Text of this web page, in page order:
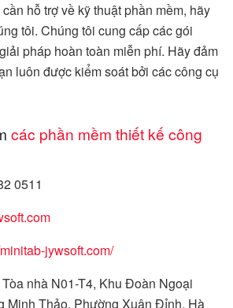
hỗ trợ về kỹ thuật phần mềm, hãy
tôi. Chúng tôi cung cấp các gói
pháp hoàn toàn miễn phí. Hãy đảm
luôn được kiểm soát bởi các công cụ
các phần mềm thiết kế công
0511
jywsoft.com/
nhà N01-T4, Khu Đoàn Ngoại
Minh Thảo, Phường Xuân Đỉnh, Hà